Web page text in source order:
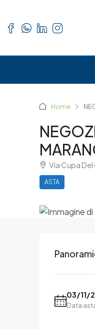
Home
Via Cupa
ASTA
03/11/
Data